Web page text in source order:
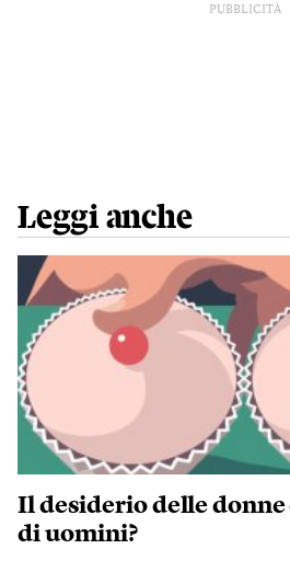
PUBBLICITÀ
Leggi anche
Il desiderio delle
di uomini?